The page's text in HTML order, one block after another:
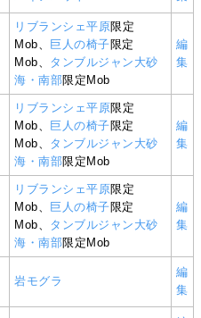
リブランシェ平原限定
Mob、
巨人の椅子限定
Mob、
タンブルジャン大砂
海・南部限定Mob
編
集
リブランシェ平原限定
Mob、
巨人の椅子限定
Mob、
タンブルジャン大砂
海・南部限定Mob
編
集
リブランシェ平原限定
Mob、
巨人の椅子限定
Mob、
タンブルジャン大砂
海・南部限定Mob
編
集
岩モグラ
編
集